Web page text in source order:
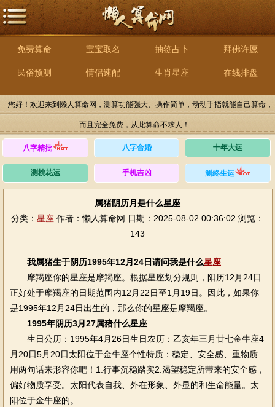
免费算命 宝宝取名 抽签占卜 拜佛许愿
民俗预测 情侣速配 生肖星座 在线排盘
您好！欢迎来到懒人算命网，测算功能强大、操作简单，动动手指就能自己算命，
而且完全免费，从此算命不求人！
八字精批 八字合婚 十年大运
测桃花运 手机吉凶 测终生运
属猪阴历月是什么星座
分类： 星座 作者：懒人算命网 日期：2025-08-02 00:36:02 浏览：
143
我属猪生于阴历1995年12月24日请问我是什么星座
摩羯座你的星座是摩羯座。根据星座划分规则，阳历12月24日
正好处于摩羯座的日期范围内12月22日至1月19日。因此，如果你
是1995年12月24日出生的，那么你的星座是摩羯座。
1995年阴历3月27属猪什么星座
生日公历：1995年4月26日生日农历：乙亥年三月廿七金牛座4
月20日5月20日太阳位于金牛座个性特质：稳定、安全感、重物质
用两句话来形容你吧！1.行事沉稳踏实2.渴望稳定所带来的安全感，
偏好物质享受。太阳代表自我、外在形象、外显的和生命能量。太
阳位于金牛座的。